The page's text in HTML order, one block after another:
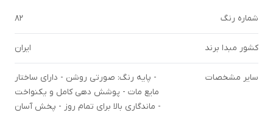
شماره رنگ 82
کشور مبدا برند ایران
سایر مشخصات
- پایه رنگ: صورتی روشن - دارای ساختار
مایع مات - پوشش دهی کامل و یکنواخت
- ماندگاری بالا برای تمام روز - پخش آسان